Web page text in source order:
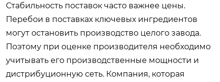
Стабильность поставок часто важнее цены.
Перебои в поставках ключевых ингредиентов
могут остановить производство целого завода.
Поэтому при оценке производителя необходимо
учитывать его производственные мощности и
дистрибуционную сеть. Компания, которая